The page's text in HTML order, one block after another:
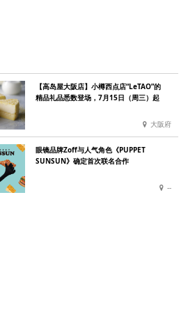
【高岛屋大阪店】小樽西点店“LeTAO”的
精品礼品悉数登场，7月15日（周三）起
大阪府
眼镜品牌Zoff与人气角色《PUPPET
SUNSUN》确定首次联名合作
--